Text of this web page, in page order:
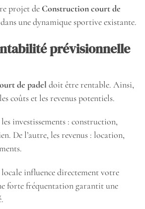
projet de Construction court de
une dynamique sportive existante.
prévisionnelle
de padel doit être rentable. Ainsi,
coûts et les revenus potentiels.
les investissements : construction,
De l’autre, les revenus : location,
locale influence directement votre
forte fréquentation garantit une